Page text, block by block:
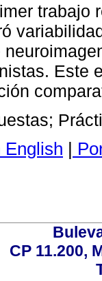
trabajo
Este
English
CP 11.200,